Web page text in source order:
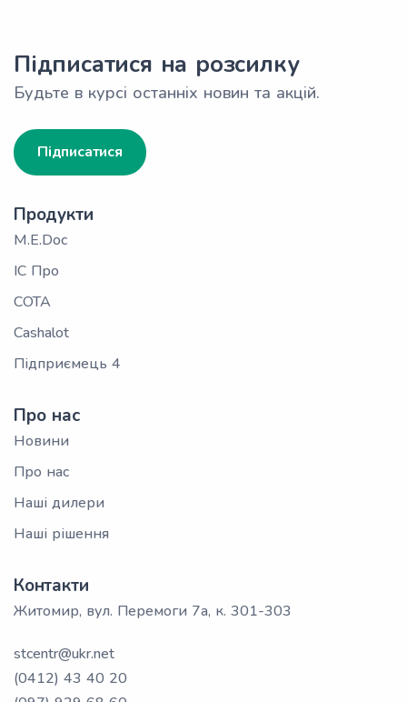
Підписатися на розсилку
Будьте в курсі останніх новин та акцій.
Підписатися
Продукти
M.E.Doc
ІС Про
СОТА
Cashalot
Підприємець 4
Про нас
Новини
Про нас
Наші дилери
Наші рішення
Контакти
Житомир, вул. Перемоги 7а, к. 301-303
stcentr@ukr.net
(0412) 43 40 20